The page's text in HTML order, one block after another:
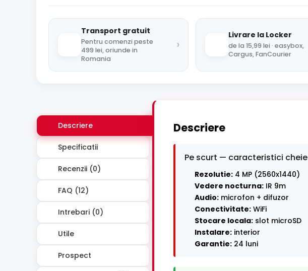
Transport gratuit
Pentru comenzi peste
499 lei, oriunde in
Romania
›
Livrare la Locker
de la 15,99 lei · easybox,
Cargus, FanCourier
Descriere
Specificatii
Recenzii (0)
FAQ (12)
Intrebari (0)
Utile
Prospect
Descriere
Pe scurt — caracteristici cheie
Rezolutie: 4 MP (2560x1440)
Vedere nocturna: IR 9m
Audio: microfon + difuzor
Conectivitate: WiFi
Stocare locala: slot microSD
Instalare: interior
Garantie: 24 luni